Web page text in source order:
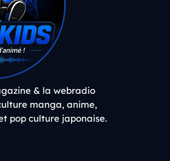
& la webradio
manga, anime,
pop culture japonaise.